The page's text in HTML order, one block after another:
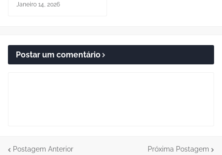
Janeiro 14, 2026
Postar um comentário
Postagem Anterior Próxima Postagem